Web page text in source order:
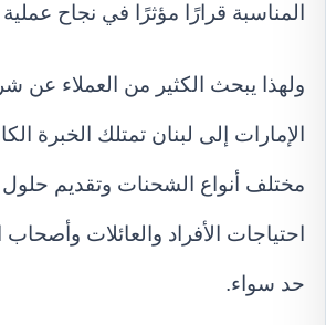
المناسبة قرارًا مؤثرًا في نجاح
ولهذا يبحث الكثير من العملاء
الإمارات إلى لبنان تمتلك الخبرة
مختلف أنواع الشحنات وتقديم
احتياجات الأفراد والعائلات
حد سواء.